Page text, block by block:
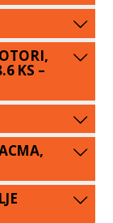
KS –